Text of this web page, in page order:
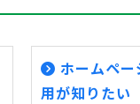
ホームペ
用が知りたい